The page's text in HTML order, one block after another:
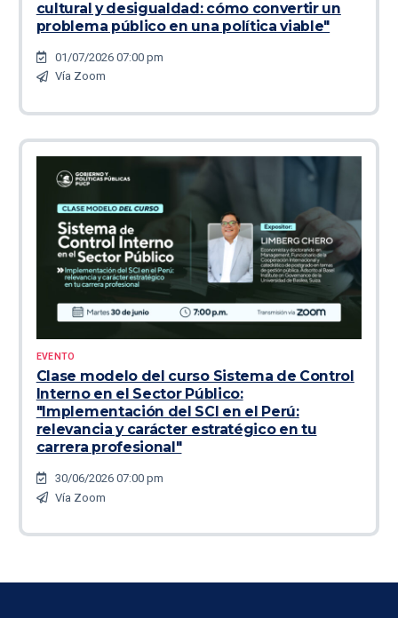
cultural y desigualdad: cómo convertir un
problema público en una política viable"
01/07/2026 07:00 pm
Vía Zoom
EVENTO
Clase modelo del curso Sistema de Control
Interno en el Sector Público:
"Implementación del SCI en el Perú:
relevancia y carácter estratégico en tu
carrera profesional"
30/06/2026 07:00 pm
Vía Zoom